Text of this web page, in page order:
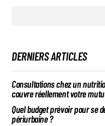
DERNIERS ARTICLES
Consultations chez un
couvre réellement votre
Quel budget prévoir pour se
périurbaine ?